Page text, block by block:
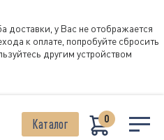
доставки, у Вас не отображается
к оплате, попробуйте сбросить
другим устройством
Каталог 0